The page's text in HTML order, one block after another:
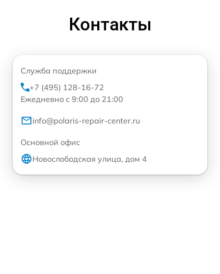
Контакты
Служба поддержки
+7 (495) 128-16-72
Ежедневно с 9:00 до 21:00
info@polaris-repair-center.ru
Основной офис
Новослободская улица, дом 4